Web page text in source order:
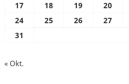
17
18 19 20
24
25 26 27
31
« Okt.